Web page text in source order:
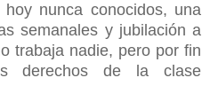
nunca conocidos, una
semanales y jubilación a
trabaja nadie, pero por fin
derechos de la clase